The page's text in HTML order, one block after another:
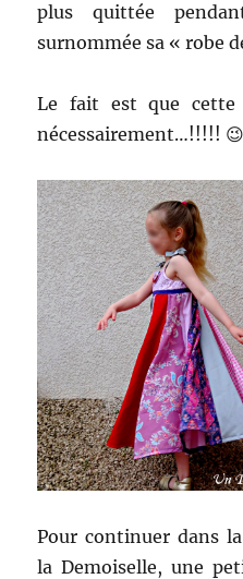
plus quittée
surnommée sa « robe
Le fait est que
nécessairement…!!!!! 😉
Pour continuer dans
la Demoiselle, une